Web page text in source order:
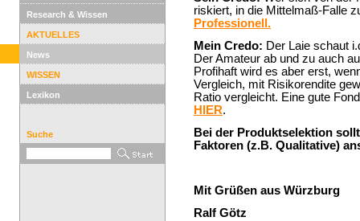
Research & Wissen
AKTUELLES
News
WISSEN
Lexikon
Suche
riskiert, in die Mittelmaß-Falle
Professionell.
Mein Credo: Der Laie schaut
Der Amateur ab und zu auch
Profihaft wird es aber erst,
Vergleich, mit Risikorendite
Ratio vergleicht. Eine gute
HIER.
Bei der Produktselektion
Faktoren (z.B. Qualitative)
Mit Grüßen aus Würzburg
Ralf Götz